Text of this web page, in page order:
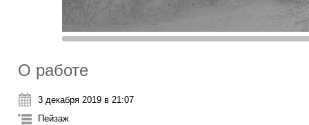
О работе
3 декабря 2019 в 21:07
Пейзаж